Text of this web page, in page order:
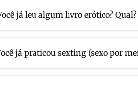
já leu algum livro erótico? Qual?
já praticou sexting (sexo por